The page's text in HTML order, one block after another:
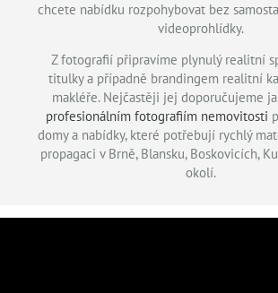
chcete nabídku rozpohybovat bez
videoprohlídky.
Z fotografií připravíme plynulý realitní
titulky a případně brandingem realitní
makléře. Nejčastěji jej doporučujeme
profesionálním fotografiím nemovitosti
domy a nabídky, které potřebují rychlý
propagaci v Brně, Blansku, Boskovicích,
okolí.